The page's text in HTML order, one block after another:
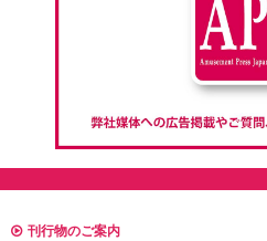
刊行物のご案内